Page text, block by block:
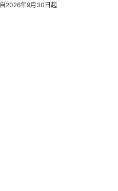
自2026年9月30日起